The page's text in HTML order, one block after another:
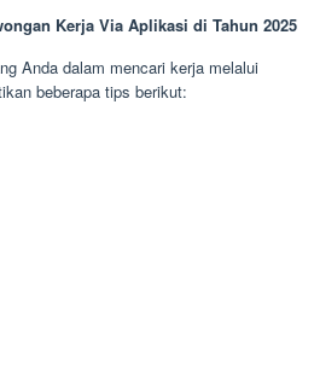
Kerja Via Aplikasi di Tahun 2025
Anda dalam mencari kerja melalui
beberapa tips berikut: